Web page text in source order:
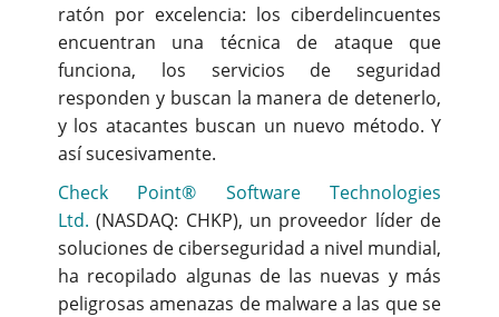
ratón por excelencia: los ciberdelincuentes
encuentran una técnica de ataque que
funciona, los servicios de seguridad
responden y buscan la manera de detenerlo,
y los atacantes buscan un nuevo método. Y
así sucesivamente.
Check Point® Software Technologies
Ltd. (NASDAQ: CHKP), un proveedor líder de
soluciones de ciberseguridad a nivel mundial,
ha recopilado algunas de las nuevas y más
peligrosas amenazas de malware a las que se